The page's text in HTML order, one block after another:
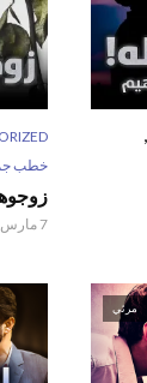
خطب
7 مارس، 2020
مرئي